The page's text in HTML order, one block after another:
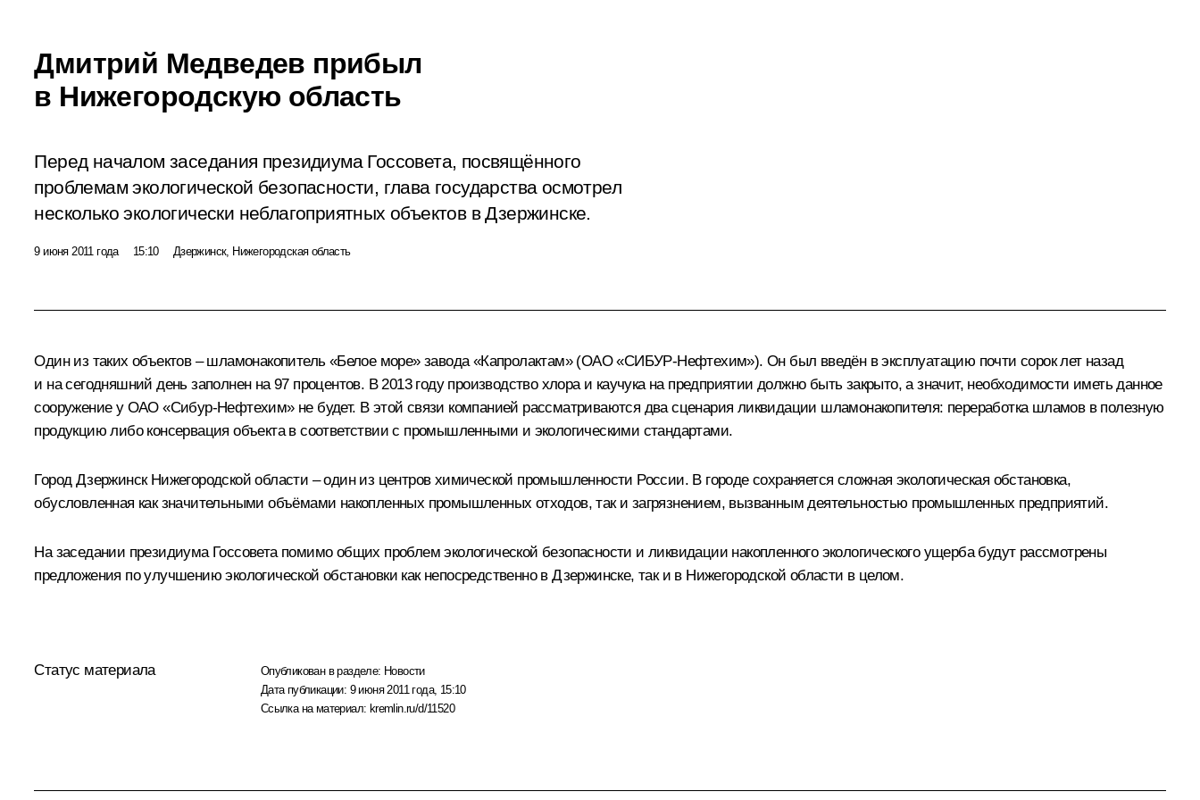
Дмитрий Медведев прибыл
в Нижегородскую область
Перед началом заседания президиума Госсовета, посвящённого
проблемам экологической безопасности, глава государства осмотрел
несколько экологически неблагоприятных объектов в Дзержинске.
9 июня 2011 года 15:10 Дзержинск, Нижегородская область
Один из таких объектов – шламонакопитель «Белое море» завода «Капролактам» (ОАО «СИБУР-Нефтехим»). Он был введён в эксплуатацию почти сорок лет назад
и на сегодняшний день заполнен на 97 процентов. В 2013 году производство хлора и каучука на предприятии должно быть закрыто, а значит, необходимости иметь данное
сооружение у ОАО «Сибур-Нефтехим» не будет. В этой связи компанией рассматриваются два сценария ликвидации шламонакопителя: переработка шламов в полезную
продукцию либо консервация объекта в соответствии с промышленными и экологическими стандартами.
Город Дзержинск Нижегородской области – один из центров химической промышленности России. В городе сохраняется сложная экологическая обстановка,
обусловленная как значительными объёмами накопленных промышленных отходов, так и загрязнением, вызванным деятельностью промышленных предприятий.
На заседании президиума Госсовета помимо общих проблем экологической безопасности и ликвидации накопленного экологического ущерба будут рассмотрены
предложения по улучшению экологической обстановки как непосредственно в Дзержинске, так и в Нижегородской области в целом.
Статус материала Опубликован в разделе: Новости
Дата публикации: 9 июня 2011 года, 15:10
Ссылка на материал: kremlin.ru/d/11520